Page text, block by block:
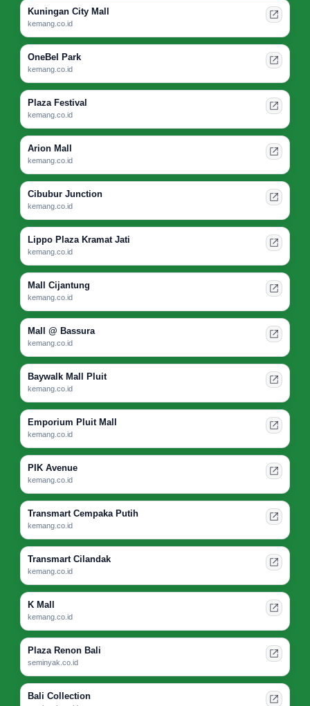
Kuningan City Mall
kemang.co.id
OneBel Park
kemang.co.id
Plaza Festival
kemang.co.id
Arion Mall
kemang.co.id
Cibubur Junction
kemang.co.id
Lippo Plaza Kramat Jati
kemang.co.id
Mall Cijantung
kemang.co.id
Mall @ Bassura
kemang.co.id
Baywalk Mall Pluit
kemang.co.id
Emporium Pluit Mall
kemang.co.id
PIK Avenue
kemang.co.id
Transmart Cempaka Putih
kemang.co.id
Transmart Cilandak
kemang.co.id
K Mall
kemang.co.id
Plaza Renon Bali
seminyak.co.id
Bali Collection